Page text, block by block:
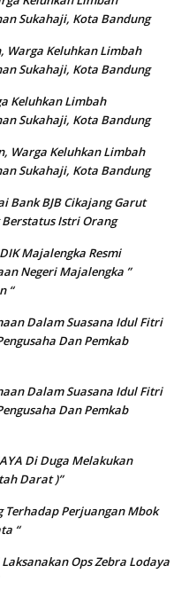
Sukahaji, Kota Bandung
Warga Keluhkan Limbah
Sukahaji, Kota Bandung
Keluhkan Limbah
Sukahaji, Kota Bandung
Warga Keluhkan Limbah
Sukahaji, Kota Bandung
Bank BJB Cikajang Garut
Istri Orang
Majalengka Resmi
Negeri Majalengka ”
“
Dalam Suasana Idul Fitri
Dan Pemkab
Dalam Suasana Idul Fitri
Dan Pemkab
Di Duga Melakukan
Darat )”
Terhadap Perjuangan Mbok
“
Ops Zebra Lodaya